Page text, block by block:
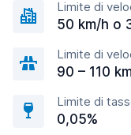
Limite di
50 km/h o
Limite di
90 – 110
Limite di
0,05%